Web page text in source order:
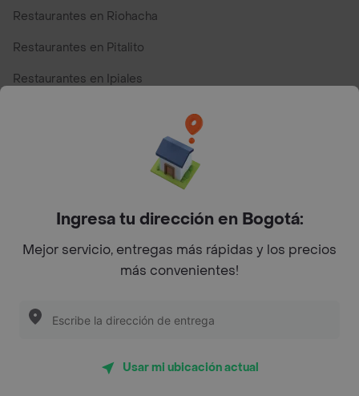
Restaurantes en Riohacha
Restaurantes en Pitalito
Restaurantes en Ipiales
Top Marcas y Cadenas de Restaurantes
Encuéntranos en estos países
App Store Google play
Restaurantes cerca de mi para pedir Comida a Domicilio -
Ingresa tu dirección en Bogotá:
Mejor servicio, entregas más rápidas y los precios
más convenientes!
Usar mi ubicación actual